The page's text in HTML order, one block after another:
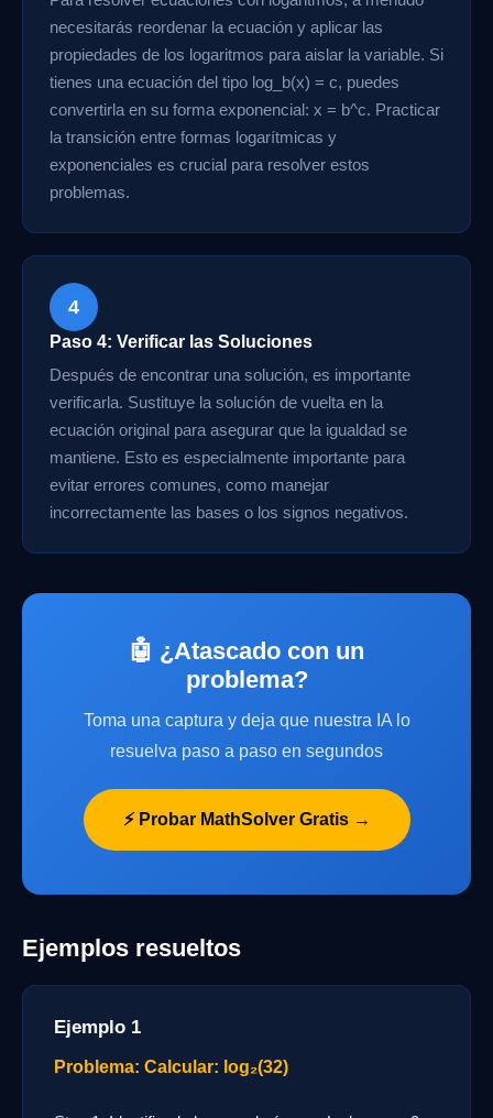
necesitarás reordenar la ecuación y aplicar las
propiedades de los logaritmos para aislar la variable. Si
tienes una ecuación del tipo log_b(x) = c, puedes
convertirla en su forma exponencial: x = b^c. Practicar
la transición entre formas logarítmicas y
exponenciales es crucial para resolver estos
problemas.
4
Paso 4: Verificar las Soluciones
Después de encontrar una solución, es importante
verificarla. Sustituye la solución de vuelta en la
ecuación original para asegurar que la igualdad se
mantiene. Esto es especialmente importante para
evitar errores comunes, como manejar
incorrectamente las bases o los signos negativos.
🤖 ¿Atascado con un
problema?
Toma una captura y deja que nuestra IA lo
resuelva paso a paso en segundos
⚡ Probar MathSolver Gratis →
Ejemplos resueltos
Ejemplo 1
Problema: Calcular: log₂(32)